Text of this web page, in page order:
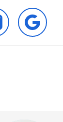
SUR
GOOGLE